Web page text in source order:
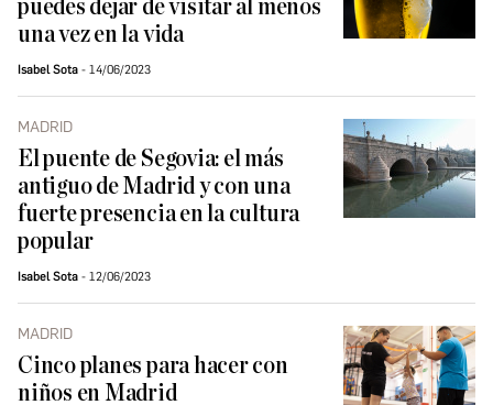
puedes dejar de visitar al menos
una vez en la vida
Isabel Sota 14/06/2023
MADRID
El puente de Segovia: el más
antiguo de Madrid y con una
fuerte presencia en la cultura
popular
Isabel Sota 12/06/2023
MADRID
Cinco planes para hacer con
niños en Madrid